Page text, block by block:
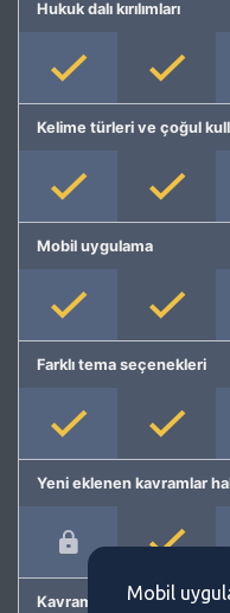
Hukuk dalı kırılımları
Kelime türleri ve çoğul
Mobil uygulama
Farklı tema seçenekleri
Yeni eklenen kavramlar
Kavram önerme
Mobil